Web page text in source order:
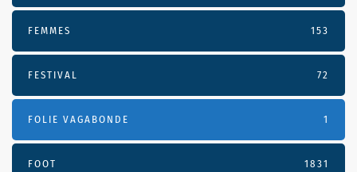
FEMMES 153
FESTIVAL 72
FOLIE VAGABONDE 1
FOOT 1831